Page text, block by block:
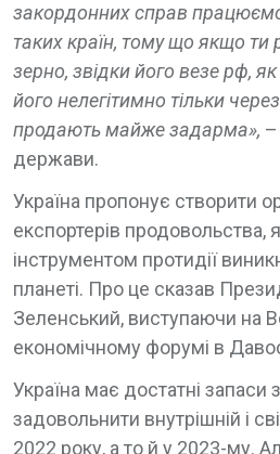
закордонних справ
таких країн, тому що якщо ти
зерно, звідки його везе рф,
його нелегітимно тільки
продають майже задарма», –
держави.
Україна пропонує створити
експортерів продовольства,
інструментом протидії
планеті. Про це сказав
Зеленський, виступаючи на
економічному форумі в
Україна має достатні запаси
задовольнити внутрішній і
2022 року, а то й у 2023-му.